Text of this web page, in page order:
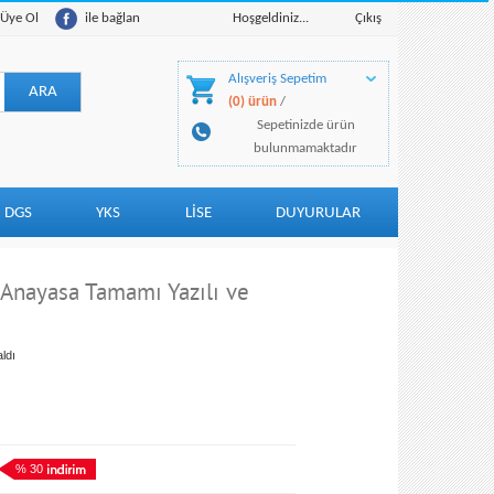
Çıkış
Hoşgeldiniz...
ile bağlan
Üye Ol
Alışveriş Sepetim
(0) ürün /
Sepetinizde ürün
bulunmamaktadır
DGS YKS LİSE DUYURULAR
Tamamı Yazılı ve
% 30